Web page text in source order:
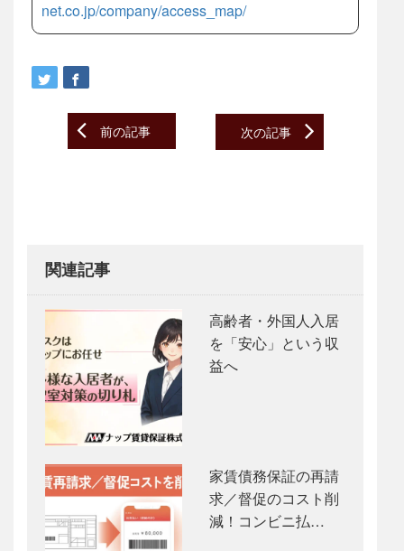
net.co.jp/company/access_map/
Post
navigation
前の記事 次の記事
関連記事
高齢者・外国人入居
を「安心」という収
益へ
家賃債務保証の再請
求／督促のコスト削
減！コンビニ払…